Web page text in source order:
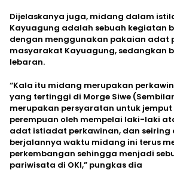
Dijelaskanya juga, midang dalam
Kayuagung adalah sebuah kegiatan
dengan menggunakan pakaian adat
masyarakat Kayuagung, sedangkan
lebaran.
“Kala itu midang merupakan
yang tertinggi di Morge Siwe
merupakan persyaratan untuk jemput
perempuan oleh mempelai laki-laki
adat istiadat perkawinan, dan seiring
berjalannya waktu midang ini terus
perkembangan sehingga menjadi
pariwisata di OKI,” pungkas dia